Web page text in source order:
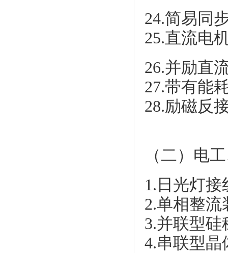
24.简易同
25.直流电
26.并励直
27.带有能
28.励磁反
（二）电
1.日光灯接
2.单相整
3.并联型
4.串联型晶